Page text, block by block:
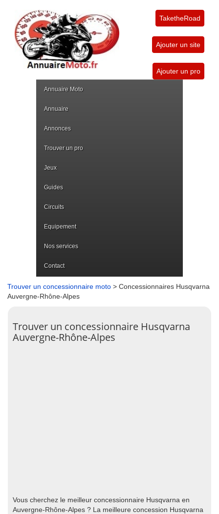
TaketheRoad
Ajouter un site
Ajouter un pro
Annuaire Moto
Annuaire
Annonces
Trouver un pro
Jeux
Guides
Circuits
Equipement
Nos services
Contact
Trouver un concessionnaire moto > Concessionnaires Husqvarna
Auvergne-Rhône-Alpes
Trouver un concessionnaire Husqvarna
Auvergne-Rhône-Alpes
Vous cherchez le meilleur concessionnaire Husqvarna en
Auvergne-Rhône-Alpes ? La meilleure concession Husqvarna